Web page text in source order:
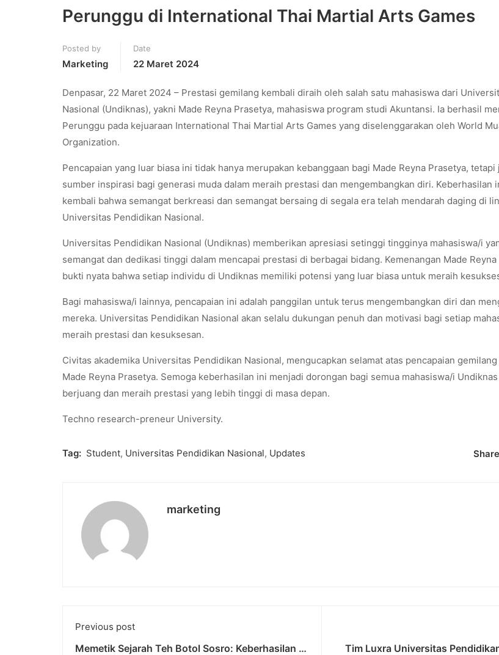
Perunggu di International Thai Martial Arts Games
Posted by
Marketing
Date
22 Maret 2024
Denpasar, 22 Maret 2024 – Prestasi gemilang kembali diraih oleh salah satu mahasiswa dari
Nasional (Undiknas), yakni Made Reyna Prasetya, mahasiswa program studi Akuntansi. Ia berhasil
Perunggu pada kejuaraan International Thai Martial Arts Games yang diselenggarakan oleh World
Organization.
Pencapaian yang luar biasa ini tidak hanya merupakan kebanggaan bagi Made Reyna Prasetya, tetapi
sumber inspirasi bagi generasi muda dalam meraih prestasi dan mengembangkan diri. Keberhasilan
kembali bahwa semangat berkreasi dan semangat bersaing di segala era telah mendarah daging di
Universitas Pendidikan Nasional.
Universitas Pendidikan Nasional (Undiknas) memberikan apresiasi setinggi tingginya mahasiswa/i
semangat dan dedikasi tinggi dalam mencapai prestasi di berbagai bidang. Kemenangan Made Reyna
bukti nyata bahwa setiap individu di Undiknas memiliki potensi yang luar biasa untuk meraih
Bagi mahasiswa/i lainnya, pencapaian ini adalah panggilan untuk terus mengembangkan diri dan
mereka. Universitas Pendidikan Nasional akan selalu dukungan penuh dan motivasi bagi setiap
meraih prestasi dan kesuksesan.
Civitas akademika Universitas Pendidikan Nasional, mengucapkan selamat atas pencapaian
Made Reyna Prasetya. Semoga keberhasilan ini menjadi dorongan bagi semua mahasiswa/i
berjuang dan meraih prestasi yang lebih tinggi di masa depan.
Techno research-preneur University.
Tag: Student, Universitas Pendidikan Nasional, Updates
marketing
Previous post
Memetik Sejarah Teh Botol Sosro: Keberhasilan di
Tim Luxra Universitas